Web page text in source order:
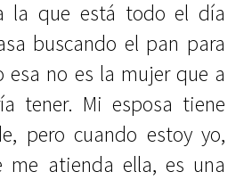
la que está todo el día
buscando el pan para
esa no es la mujer que a
tener. Mi esposa tiene
pero cuando estoy yo,
me atienda ella, es una